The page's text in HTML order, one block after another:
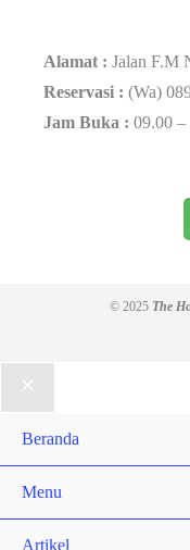
Alamat : Jalan F.M
Reservasi : (Wa)
Jam Buka : 09.00
© 2025 The
Beranda
Menu
Artikel